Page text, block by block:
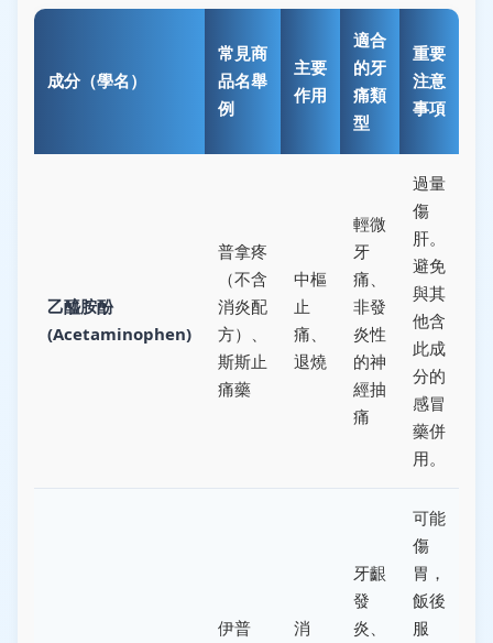
成分（學名）
常見商
品名舉
例
主要
作用
適合
的牙
痛類
型
重要
注意
事項
乙醯胺酚
(Acetaminophen)
普拿疼
（不含
消炎配
方）、
斯斯止
痛藥
中樞
止
痛、
退燒
輕微
牙
痛、
非發
炎性
的神
經抽
痛
過量
傷
肝。
避免
與其
他含
此成
分的
感冒
藥併
用。
伊普
消
牙齦
發
炎、
可能
傷
胃，
飯後
服